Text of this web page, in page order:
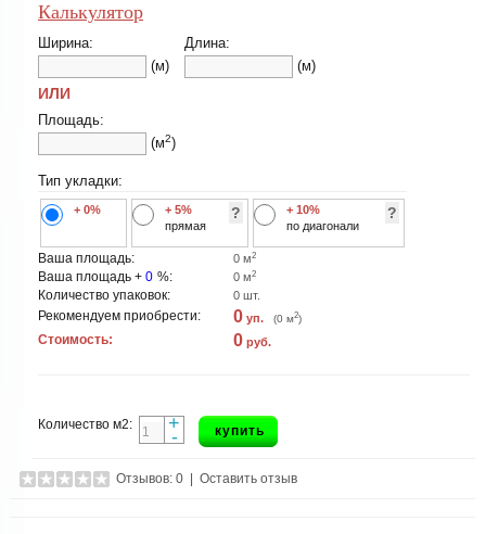
Калькулятор
Ширина:
(м)
Длина:
(м)
ИЛИ
Площадь:
(м2)
Тип укладки:
+ 0%
+ 5%
прямая
?
+ 10%
по диагонали
?
Ваша площадь: 0 м2
Ваша площадь + 0 %: 0 м2
Количество упаковок: 0 шт.
Рекомендуем приобрести: 0 уп. (0 м2)
Стоимость: 0 руб.
Количество м2: +
- купить
Отзывов: 0 Оставить отзыв